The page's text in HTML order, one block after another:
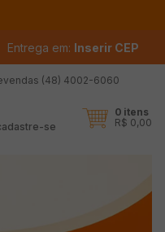
Entrega em: Inserir CEP
(48) 4002-6060
se
0 itens
R$ 0,00